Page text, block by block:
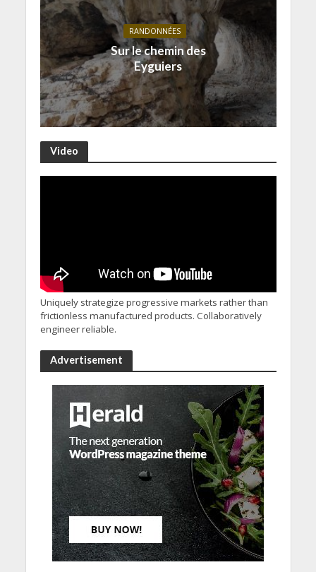
RANDONNÉES
Sur le chemin des
Eyguiers
Video
Uniquely strategize progressive markets rather than
frictionless manufactured products. Collaboratively
engineer reliable.
Advertisement